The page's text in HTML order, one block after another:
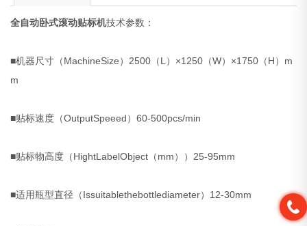
全自动卧式滚动贴标机技术参数：
■机器尺寸（MachineSize）2500（L）×1250（W）×1750（H）m
m
■贴标速度（OutputSpeeed）60-500pcs/min
■贴标物高度（HightLabelObject（mm））25-95mm
■适用瓶型直径（Issuitablethebottlediameter）12-30mm